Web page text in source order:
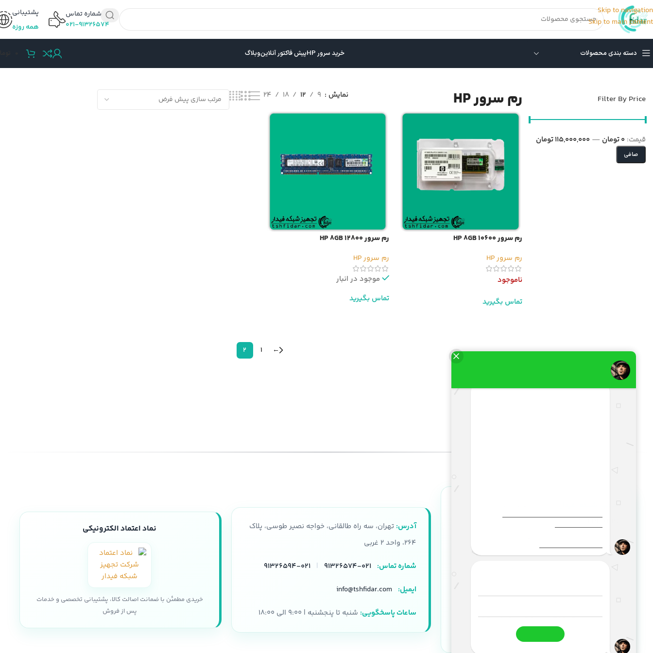
Skip to navigation
Skip to main content
شماره تماس
۰۲۱-۹۱۳۲۶۵۷۴
پشتیبانی
همه روزه
دسته بندی محصولات خرید سرور HP پیش فاکتور آنلاینوبلاگ
Filter By Price
صافی
قيمت: 0 تومان — 115,000,000 تومان
رم سرور HP نمایش 9
12
18
24
رم سرور HP 8GB 10600
رم سرور HP
ناموجود
تماس بگیرید
رم سرور HP 8GB 12800
رم سرور HP
موجود در انبار
تماس بگیرید
←
1
2
VoIP
معتبر، خدمات پس از فروش و مشاوره تخصصی رایگان،
تجربه‌ای مطمئن در خرید، نصب، راه‌اندازی و پشتیبانی
زیرساخت‌های شبکه و سرور را برای کسب‌وکارها
پشتیبانی سریع، مهم‌ترین اولویت ما در تجهیز شبکه
آدرس: تهران، سه راه طالقانی، خواجه نصیر طوسی، پلاک
۲۶۴، واحد ۲ غربی
شماره تماس: ۰۲۱-۹۱۳۲۶۵۷۴ | ۰۲۱-۹۱۳۲۶۵۹۴
ایمیل: info@tshfidar.com
ساعات پاسخگویی: شنبه تا پنجشنبه | ۹:۰۰ الی ۱۸:۰۰
نماد اعتماد الکترونیکی
خریدی مطمئن با ضمانت اصالت کالا، پشتیبانی تخصصی و خدمات
پس از فروش